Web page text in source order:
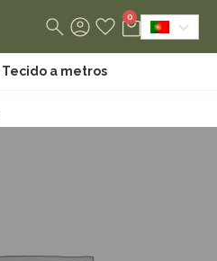
0
Tecido a metros